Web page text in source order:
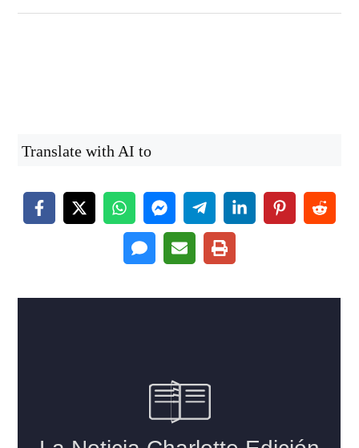
Translate with AI to